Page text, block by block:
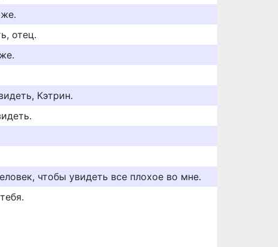
отец.
Кэтрин.
чтобы увидеть все плохое во мне.